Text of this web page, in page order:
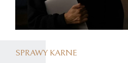
SPRAWY KARNE